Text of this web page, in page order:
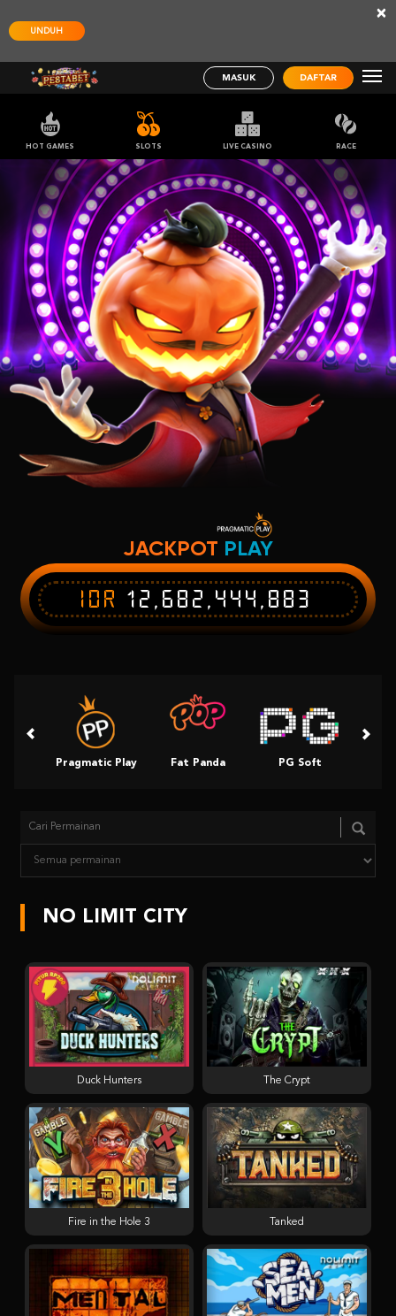
UNDUH
×
MASUK DAFTAR
HOT GAMES SLOTS LIVE CASINO RACE
JACKPOT PLAY
IDR 12,682,444,883
Pragmatic Play Fat Panda PG Soft
NO LIMIT CITY
Duck Hunters
Fire in the Hole 3
The Crypt
Tanked